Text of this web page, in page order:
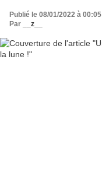
Publié le 08/01/2022 à 00:05
Par
__z__